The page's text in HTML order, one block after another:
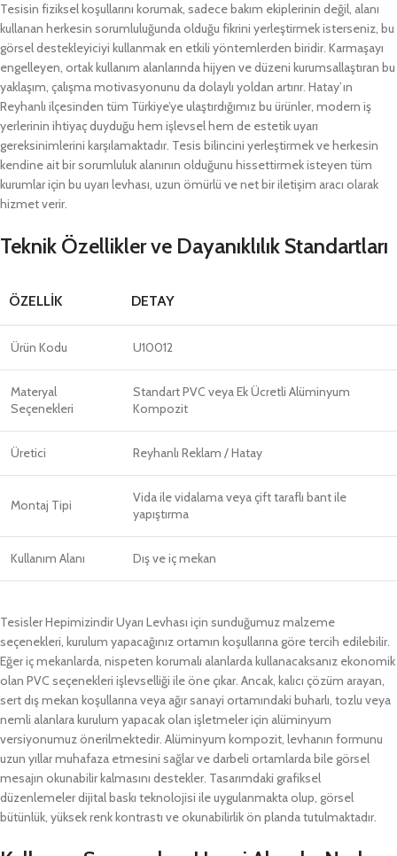
Tesisin fiziksel koşullarını korumak, sadece bakım ekiplerinin değil, alanı
kullanan herkesin sorumluluğunda olduğu fikrini yerleştirmek isterseniz, bu
görsel destekleyiciyi kullanmak en etkili yöntemlerden biridir. Karmaşayı
engelleyen, ortak kullanım alanlarında hijyen ve düzeni kurumsallaştıran bu
yaklaşım, çalışma motivasyonunu da dolaylı yoldan artırır. Hatay’ın
Reyhanlı ilçesinden tüm Türkiye’ye ulaştırdığımız bu ürünler, modern iş
yerlerinin ihtiyaç duyduğu hem işlevsel hem de estetik uyarı
gereksinimlerini karşılamaktadır. Tesis bilincini yerleştirmek ve herkesin
kendine ait bir sorumluluk alanının olduğunu hissettirmek isteyen tüm
kurumlar için bu uyarı levhası, uzun ömürlü ve net bir iletişim aracı olarak
hizmet verir.
Teknik Özellikler ve Dayanıklılık Standartları
ÖZELLIK DETAY
Ürün Kodu U10012
Materyal
Seçenekleri
Standart PVC veya Ek Ücretli Alüminyum
Kompozit
Üretici Reyhanlı Reklam / Hatay
Montaj Tipi
Vida ile vidalama veya çift taraflı bant ile
yapıştırma
Kullanım Alanı Dış ve iç mekan
Tesisler Hepimizindir Uyarı Levhası için sunduğumuz malzeme
seçenekleri, kurulum yapacağınız ortamın koşullarına göre tercih edilebilir.
Eğer iç mekanlarda, nispeten korumalı alanlarda kullanacaksanız ekonomik
olan PVC seçenekleri işlevselliği ile öne çıkar. Ancak, kalıcı çözüm arayan,
sert dış mekan koşullarına veya ağır sanayi ortamındaki buharlı, tozlu veya
nemli alanlara kurulum yapacak olan işletmeler için alüminyum
versiyonumuz önerilmektedir. Alüminyum kompozit, levhanın formunu
uzun yıllar muhafaza etmesini sağlar ve darbeli ortamlarda bile görsel
mesajın okunabilir kalmasını destekler. Tasarımdaki grafiksel
düzenlemeler dijital baskı teknolojisi ile uygulanmakta olup, görsel
bütünlük, yüksek renk kontrastı ve okunabilirlik ön planda tutulmaktadır.